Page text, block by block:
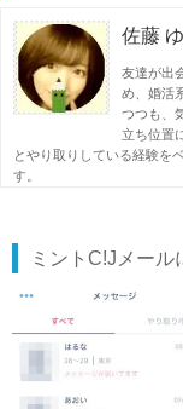
佐藤
友達が出
め、婚活
つつも、
立ち位置
とやり取りしている経験を
す。
ミントC!Jメール